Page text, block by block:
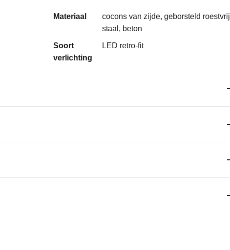
Materiaal
cocons van zijde, geborsteld roestvrij
staal, beton
Soort
verlichting
LED retro-fit